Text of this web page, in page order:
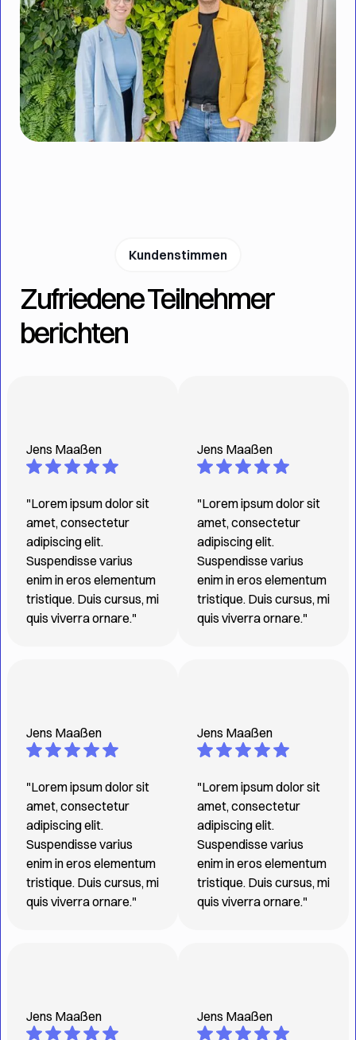
Kundenstimmen
Zufriedene Teilnehmer
berichten
Jens Maaßen
"Lorem ipsum dolor sit
amet, consectetur
adipiscing elit.
Suspendisse varius
enim in eros elementum
tristique. Duis cursus, mi
quis viverra ornare."
Jens Maaßen
"Lorem ipsum dolor sit
amet, consectetur
adipiscing elit.
Suspendisse varius
enim in eros elementum
tristique. Duis cursus, mi
quis viverra ornare."
Jens Maaßen
Jens Maaßen
"Lorem ipsum dolor sit
amet, consectetur
adipiscing elit.
Suspendisse varius
enim in eros elementum
tristique. Duis cursus, mi
quis viverra ornare."
Jens Maaßen
"Lorem ipsum dolor sit
amet, consectetur
adipiscing elit.
Suspendisse varius
enim in eros elementum
tristique. Duis cursus, mi
quis viverra ornare."
Jens Maaßen